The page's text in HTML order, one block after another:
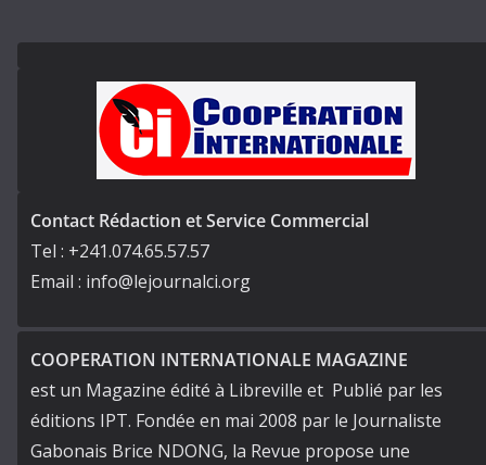
Contact Rédaction et Service Commercial
Tel : +241.074.65.57.57
Email : info@lejournalci.org
COOPERATION INTERNATIONALE MAGAZINE
est un Magazine édité à Libreville et Publié par les
éditions IPT. Fondée en mai 2008 par le Journaliste
Gabonais Brice NDONG, la Revue propose une